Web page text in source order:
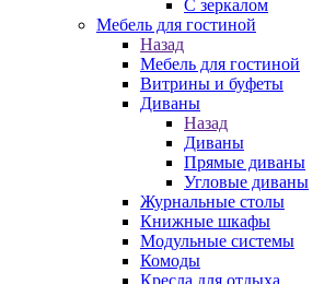
С зеркалом
Мебель для гостиной
Назад
Мебель для гостиной
Витрины и буфеты
Диваны
Назад
Диваны
Прямые диваны
Угловые диваны
Журнальные столы
Книжные шкафы
Модульные системы
Комоды
Кресла для отдыха